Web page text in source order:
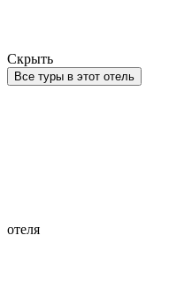
Скрыть
Все туры в этот отель
отеля